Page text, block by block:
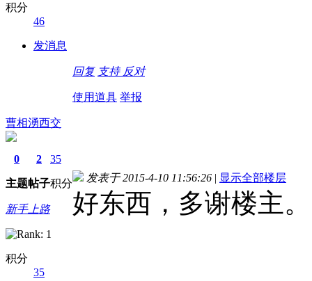
积分
46
发消息
回复 支持 反对
使用道具 举报
曹相湧西交
0
主题
2
帖子
35
积分
新手上路
积分
35
发表于 2015-4-10 11:56:26 | 显示全部楼层
好东西 ，多谢楼主。